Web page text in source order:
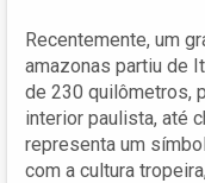
Recentemente, um
amazonas partiu de
de 230 quilômetros,
interior paulista, até
representa um
com a cultura